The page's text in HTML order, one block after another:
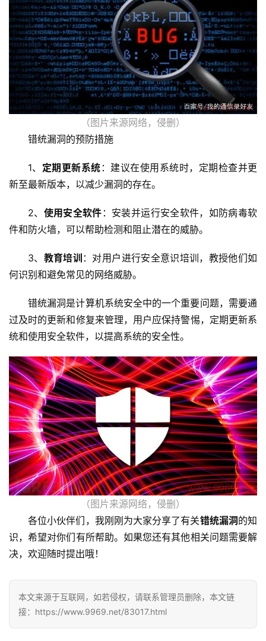
云
服
务
器
虚
拟
主
术
教
N
服
网
站
运
维
网
络
安
全
l
i
x
运
（图片来源网络，侵删）
错统漏洞的预防措施
1、 定期更新系统 ：建议在使用系统时，定期检查并更
新至最新版本，以减少漏洞的存在。
2、 使用安全软件 ：安装并运行安全软件，如防病毒软
件和防火墙，可以帮助检测和阻止潜在的威胁。
3、 教育培训 ：对用户进行安全意识培训，教授他们如
何识别和避免常见的网络威胁。
错统漏洞是计算机系统安全中的一个重要问题，需要通
过及时的更新和修复来管理，用户应保持警惕，定期更新系
统和使用安全软件，以提高系统的安全性。
（图片来源网络，侵删）
各位小伙伴们，我刚刚为大家分享了有关错统漏洞的知
识，希望对你们有所帮助。如果您还有其他相关问题需要解
决，欢迎随时提出哦！
本文来源于互联网，如若侵权，请联系管理员删除，本文链
接：https://www.9969.net/83017.html